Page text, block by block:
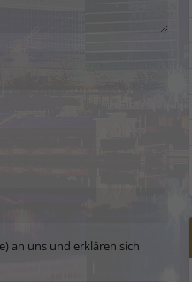
an uns und erklären sich